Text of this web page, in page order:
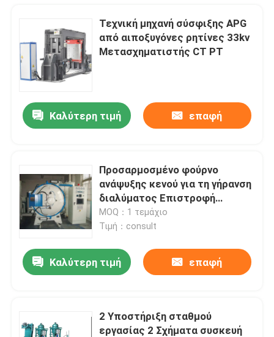
Τεχνική μηχανή σύσφιξης APG
από αιποξυγόνες ρητίνες 33kv
Μετασχηματιστής CT PT
Καλύτερη τιμή επαφή
Προσαρμοσμένο φούρνο
ανάψυξης κενού για τη γήρανση
διαλύματος Επιστροφή
χειρισμός μαγνητικών υλικών
MOQ：1 τεμάχιο
Τιμή：consult
Καλύτερη τιμή επαφή
2 Υποστήριξη σταθμού
εργασίας 2 Σχήματα συσκευή